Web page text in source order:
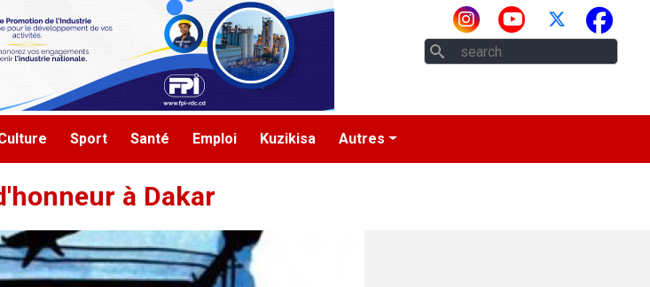
Sport Santé Emploi Kuzikisa Autres
à Dakar